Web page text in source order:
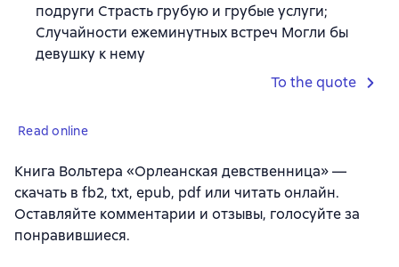
подруги Страсть грубую и грубые услуги;
Случайности ежеминутных встреч Могли бы
девушку к нему
To the quote
Read online
Книга Вольтера «Орлеанская девственница» —
скачать в fb2, txt, epub, pdf или читать онлайн.
Оставляйте комментарии и отзывы, голосуйте за
понравившиеся.